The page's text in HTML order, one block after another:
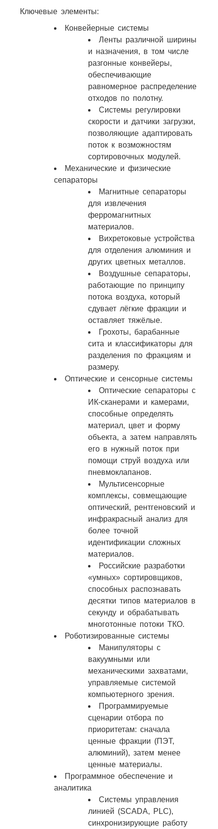
Ключевые элементы:
Конвейерные системы
Ленты различной ширины
и назначения, в том числе
разгонные конвейеры,
обеспечивающие
равномерное распределение
отходов по полотну.
Системы регулировки
скорости и датчики загрузки,
позволяющие адаптировать
поток к возможностям
сортировочных модулей.
Механические и физические
сепараторы
Магнитные сепараторы
для извлечения
ферромагнитных
материалов.​
Вихретоковые устройства
для отделения алюминия и
других цветных металлов.​
Воздушные сепараторы,
работающие по принципу
потока воздуха, который
сдувает лёгкие фракции и
оставляет тяжёлые.
Грохоты, барабанные
сита и классификаторы для
разделения по фракциям и
размеру.
Оптические и сенсорные системы
Оптические сепараторы с
ИК‑сканерами и камерами,
способные определять
материал, цвет и форму
объекта, а затем направлять
его в нужный поток при
помощи струй воздуха или
пневмоклапанов.
Мультисенсорные
комплексы, совмещающие
оптический, рентгеновский и
инфракрасный анализ для
более точной
идентификации сложных
материалов.
Российские разработки
«умных» сортировщиков,
способных распознавать
десятки типов материалов в
секунду и обрабатывать
многотонные потоки ТКО.
Роботизированные системы
Манипуляторы с
вакуумными или
механическими захватами,
управляемые системой
компьютерного зрения.
Программируемые
сценарии отбора по
приоритетам: сначала
ценные фракции (ПЭТ,
алюминий), затем менее
ценные материалы.​
Программное обеспечение и
аналитика
Системы управления
линией (SCADA, PLC),
синхронизирующие работу